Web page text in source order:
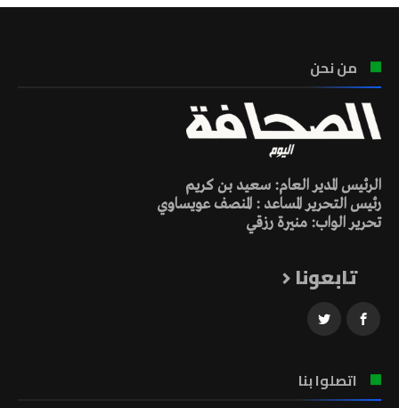
من نحن
الرئيس المدير العام: سعيد بن كريم
رئيس التحرير المساعد : المنصف عويساوي
تحرير الواب: منيرة رزقي
تابعونا
اتصلوا بنا